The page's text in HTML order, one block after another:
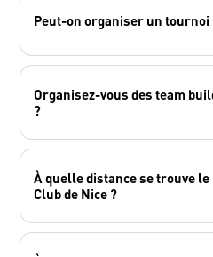
Peut-on organiser un tournoi
Organisez-vous des team
?
À quelle distance se trouve
Club de Nice ?